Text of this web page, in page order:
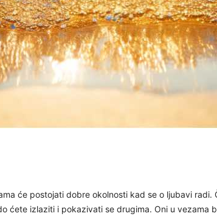
će postojati dobre okolnosti kad se o ljubavi radi.
ćete izlaziti i pokazivati se drugima. Oni u vezama